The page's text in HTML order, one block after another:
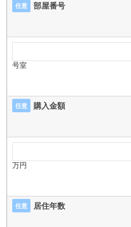
任意 部屋番号
号室
任意 購入金額
万円
任意 居住年数